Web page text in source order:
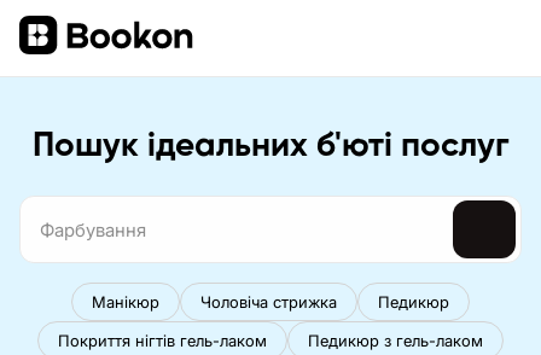
Пошук ідеальних б'юті послуг
Манікюр Чоловіча стрижка
Педикюр
Покриття нігтів гель-лаком
Педикюр з гель-лаком